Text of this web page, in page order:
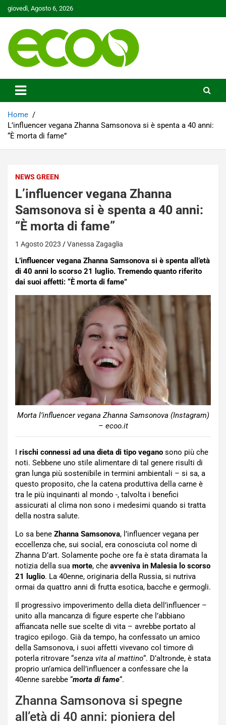
Skip
to
giovedì, Agosto 6, 2026
Ecoo.it
Home
L’influencer vegana Zhanna Samsonova si è spenta a 40 anni:
“È morta di fame”
NEWS GREEN
L’influencer vegana Zhanna
Samsonova si è spenta a 40 anni:
“È morta di fame”
1 Agosto 2023 Vanessa Zagaglia
L’influencer vegana Zhanna Samsonova si è spenta all’età
di 40 anni lo scorso 21 luglio. Tremendo quanto riferito
dai suoi affetti: “È morta di fame”
Morta l’influencer vegana Zhanna Samsonova (Instagram)
– ecoo.it
I rischi connessi ad una dieta di tipo vegano sono più che
noti. Sebbene uno stile alimentare di tal genere risulti di
gran lunga più sostenibile in termini ambientali – si sa, a
questo proposito, che la catena produttiva della carne è
tra le più inquinanti al mondo -, talvolta i benefici
assicurati al clima non sono i medesimi quando si tratta
della nostra salute.
Lo sa bene Zhanna Samsonova, l’influencer vegana per
eccellenza che, sui social, era conosciuta col nome di
Zhanna D’art. Solamente poche ore fa è stata diramata la
notizia della sua morte, che avveniva in Malesia lo scorso
21 luglio. La 40enne, originaria della Russia, si nutriva
ormai da quattro anni di frutta esotica, bacche e germogli.
Il progressivo impoverimento della dieta dell’influencer –
unito alla mancanza di figure esperte che l’abbiano
affiancata nelle sue scelte di vita – avrebbe portato al
tragico epilogo. Già da tempo, ha confessato un amico
della Samsonova, i suoi affetti vivevano col timore di
poterla ritrovare “senza vita al mattino“. D’altronde, è stata
proprio un’amica dell’influencer a confessare che la
40enne sarebbe “morta di fame“.
Zhanna Samsonova si spegne
all’età di 40 anni: pioniera del